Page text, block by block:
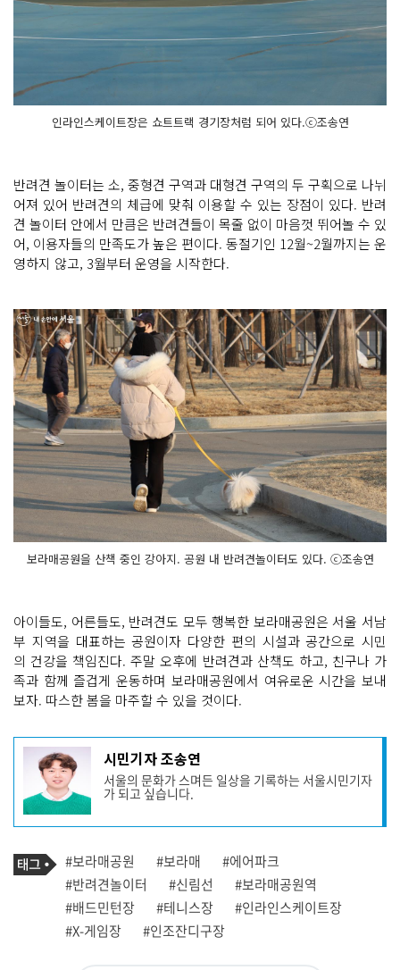
인라인스케이트장은 쇼트트랙 경기장처럼 되어 있다.ⓒ조송연
반려견 놀이터는 소, 중형견 구역과 대형견 구역의 두 구획으로 나뉘
어져 있어 반려견의 체급에 맞춰 이용할 수 있는 장점이 있다. 반려
견 놀이터 안에서 만큼은 반려견들이 목줄 없이 마음껏 뛰어놀 수 있
어, 이용자들의 만족도가 높은 편이다. 동절기인 12월~2월까지는 운
영하지 않고, 3월부터 운영을 시작한다.
보라매공원을 산책 중인 강아지. 공원 내 반려견놀이터도 있다. ⓒ조송연
아이들도, 어른들도, 반려견도 모두 행복한 보라매공원은 서울 서남
부 지역을 대표하는 공원이자 다양한 편의 시설과 공간으로 시민
의 건강을 책임진다. 주말 오후에 반려견과 산책도 하고, 친구나 가
족과 함께 즐겁게 운동하며 보라매공원에서 여유로운 시간을 보내
보자. 따스한 봄을 마주할 수 있을 것이다.
기
성
자
프
필
시민기자 조송연
서울의 문화가 스며든 일상을 기록하는 서울시민기자
가 되고 싶습니다.
기
사
관
련
태
그
태
그
#보라매공원 #보라매
#에어파크
#반려견놀이터
#신림선
#보라매공원역
#배드민턴장
#테니스장
#인라인스케이트장
#X-게임장
#인조잔디구장